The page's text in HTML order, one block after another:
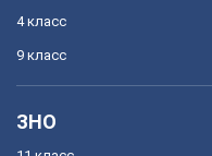
4 класс
9 класс
ЗНО